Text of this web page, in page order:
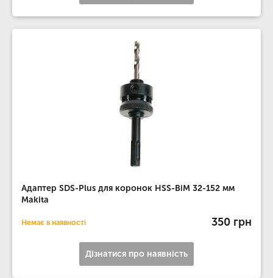
Адаптер SDS-Plus для коронок HSS-BiM 32-152 мм
Makita
Немає в наявності 350 грн
Дізнатися про наявність